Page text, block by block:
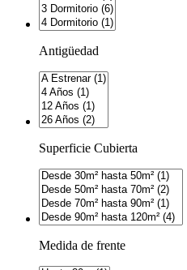
Antigüedad
Superficie Cubierta
Medida de frente